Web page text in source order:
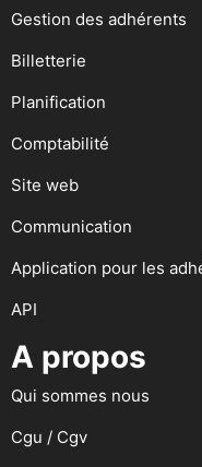
Gestion des adhérents
Billetterie
Planification
Comptabilité
Site web
Communication
Application pour les
API
A propos
Qui sommes nous
Cgu / Cgv